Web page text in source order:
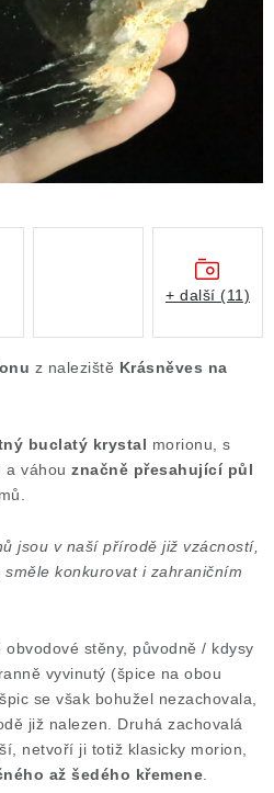
smlouvy
od smlouvy
z naleziště Krásněves na
buclatý krystal morionu, s
a váhou značně přesahující půl
jsou v naší přírodě již vzácností,
konkurovat i zahraničním
stěny, původně / kdysy
vyvinutý (špice na obou
se však bohužel nezachovala,
již nalezen. Druhá zachovalá
netvoří ji totiž klasicky morion,
až šedého křemene
+ další (11)